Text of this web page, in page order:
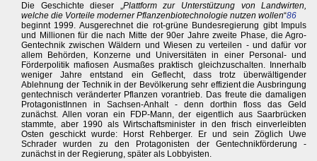
Die Geschichte dieser „Plattform zur Unterstützung von Landwirten,
welche die Vorteile moderner Pflanzenbiotechnologie nutzen wollen“86
beginnt 1999. Ausgerechnet die rot-grüne Bundesregierung gibt Impuls
und Millionen für die nach Mitte der 90er Jahre zweite Phase, die Agro-
Gentechnik zwischen Wäldern und Wiesen zu verteilen - und dafür vor
allem Behörden, Konzerne und Universitäten in einer Personal- und
Förderpolitik mafiosen Ausmaßes praktisch gleichzuschalten. Innerhalb
weniger Jahre entstand ein Geflecht, dass trotz überwältigender
Ablehnung der Technik in der Bevölkerung sehr effizient die Ausbringung
gentechnisch veränderter Pflanzen vorantrieb. Das freute die damaligen
ProtagonistInnen in Sachsen-Anhalt - denn dorthin floss das Geld
zunächst. Allen voran ein FDP-Mann, der eigentlich aus Saarbrücken
stammte, aber 1990 als Wirtschaftsminister in den frisch einverleibten
Osten geschickt wurde: Horst Rehberger. Er und sein Zöglich Uwe
Schrader wurden zu den Protagonisten der Gentechnikförderung -
zunächst in der Regierung, später als Lobbyisten.